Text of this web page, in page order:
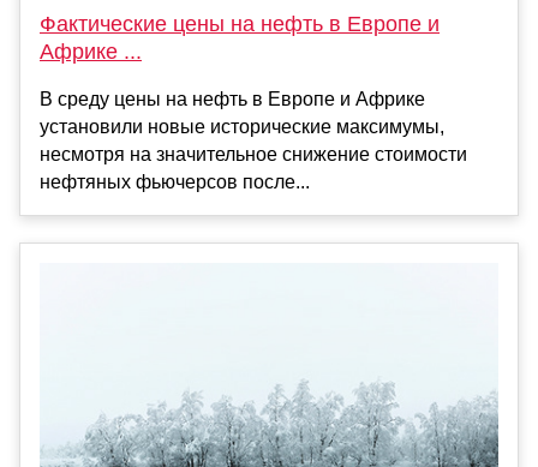
Фактические цены на нефть в Европе и
Африке ...
В среду цены на нефть в Европе и Африке
установили новые исторические максимумы,
несмотря на значительное снижение стоимости
нефтяных фьючерсов после...